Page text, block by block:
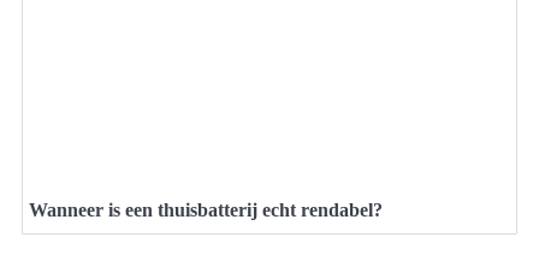
Wanneer is een thuisbatterij echt rendabel?